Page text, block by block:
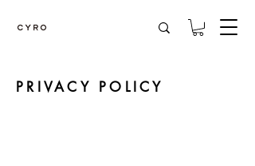
PRIVACY POLICY